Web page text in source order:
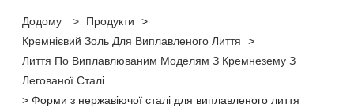
Додому > Продукти
>
Кремнієвий Золь Для Виплавленого Лиття
>
Лиття По Виплавлюваним Моделям З Кремнезему З
Легованої Сталі
> Форми з нержавіючої сталі для виплавленого лиття